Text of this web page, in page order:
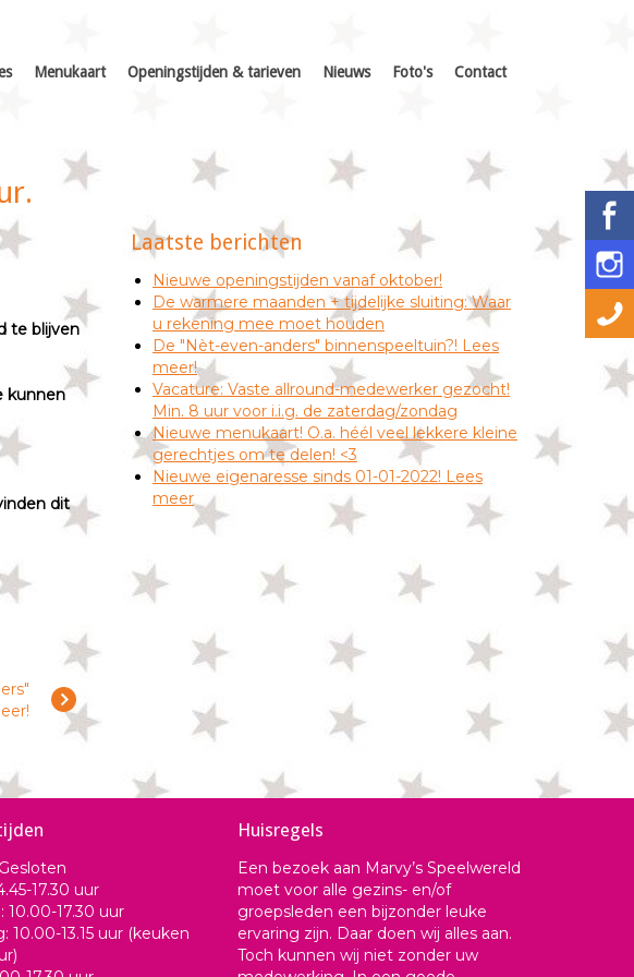
Menukaart Openingstijden & tarieven Nieuws Foto's Contact
te blijven
kunnen
dit
Laatste berichten
Nieuwe openingstijden vanaf oktober!
De warmere maanden + tijdelijke sluiting: Waar
u rekening mee moet houden
De "Nèt-even-anders" binnenspeeltuin?! Lees
meer!
Vacature: Vaste allround-medewerker gezocht!
Min. 8 uur voor i.i.g. de zaterdag/zondag
Nieuwe menukaart! O.a. héél veel lekkere kleine
gerechtjes om te delen! <3
Nieuwe eigenaresse sinds 01-01-2022! Lees
meer
17.30 uur
10.00-17.30 uur
10.00-13.15 uur (keuken
Huisregels
Een bezoek aan Marvy’s Speelwereld
moet voor alle gezins- en/of
groepsleden een bijzonder leuke
ervaring zijn. Daar doen wij alles aan.
Toch kunnen wij niet zonder uw